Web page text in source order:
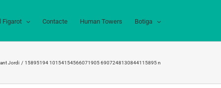
Figarot Contacte Human Towers Botiga
Jordi 15895194 10154154566071905 6907248130844115895 n